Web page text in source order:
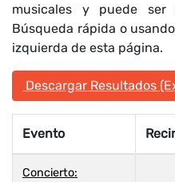
musicales y puede
Búsqueda rápida o
izquierda de esta página.
Descargar Resultados
Evento
Concierto: